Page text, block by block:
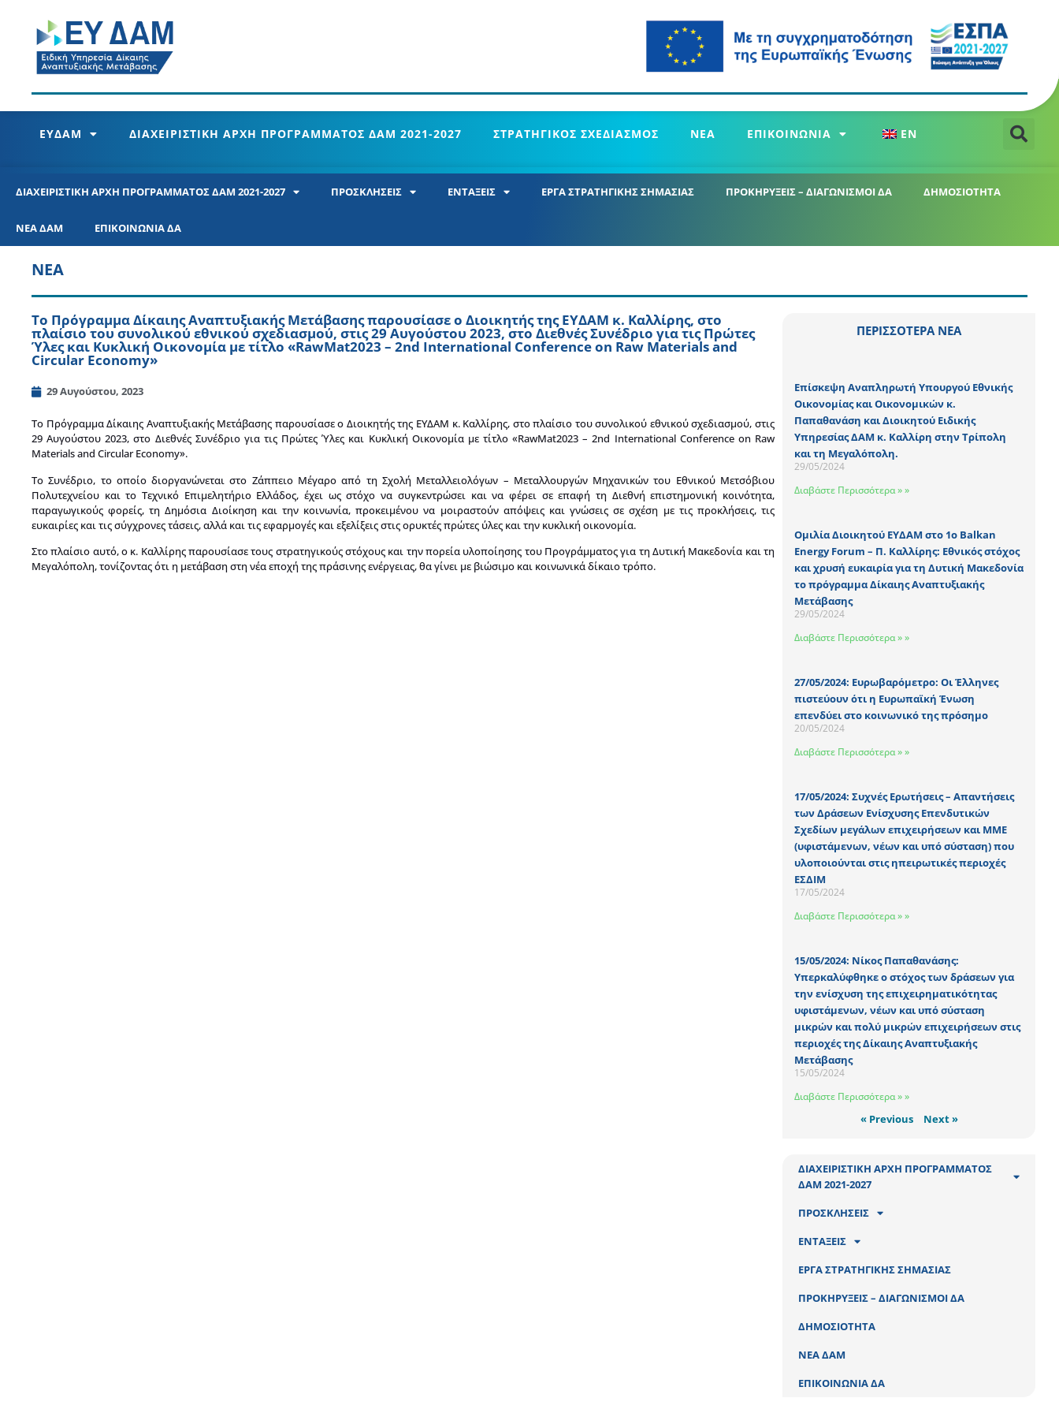
ΕΥΔΑΜ ΔΙΑΧΕΙΡΙΣΤΙΚΗ ΑΡΧΗ ΠΡΟΓΡΑΜΜΑΤΟΣ ΔΑΜ 2021-2027 ΣΤΡΑΤΗΓΙΚΟΣ ΣΧΕΔΙΑΣΜΟΣ ΝΕΑ ΕΠΙΚΟΙΝΩΝΙΑ EN
ΔΙΑΧΕΙΡΙΣΤΙΚΗ ΑΡΧΗ ΠΡΟΓΡΑΜΜΑΤΟΣ ΔΑΜ 2021-2027 ΠΡΟΣΚΛΗΣΕΙΣ ΕΝΤΑΞΕΙΣ ΕΡΓΑ ΣΤΡΑΤΗΓΙΚΗΣ ΣΗΜΑΣΙΑΣ ΠΡΟΚΗΡΥΞΕΙΣ – ΔΙΑΓΩΝΙΣΜΟΙ ΔΑ ΔΗΜΟΣΙΟΤΗΤΑ
ΝΕΑ ΔΑΜ ΕΠΙΚΟΙΝΩΝΙΑ ΔΑ
ΝΕΑ
Το Πρόγραμμα Δίκαιης Αναπτυξιακής Μετάβασης παρουσίασε ο Διοικητής της ΕΥΔΑΜ κ. Καλλίρης, στο
πλαίσιο του συνολικού εθνικού σχεδιασμού, στις 29 Αυγούστου 2023, στο Διεθνές Συνέδριο για τις Πρώτες
Ύλες και Κυκλική Οικονομία με τίτλο «RawMat2023 – 2nd International Conference on Raw Materials and
Circular Economy»
29 Αυγούστου, 2023
Το Πρόγραμμα Δίκαιης Αναπτυξιακής Μετάβασης παρουσίασε ο Διοικητής της ΕΥΔΑΜ κ. Καλλίρης, στο πλαίσιο του συνολικού εθνικού σχεδιασμού, στις
29 Αυγούστου 2023, στο Διεθνές Συνέδριο για τις Πρώτες Ύλες και Κυκλική Οικονομία με τίτλο «RawMat2023 – 2nd International Conference on Raw
Materials and Circular Economy».
Το Συνέδριο, το οποίο διοργανώνεται στο Ζάππειο Μέγαρο από τη Σχολή Μεταλλειολόγων – Μεταλλουργών Μηχανικών του Εθνικού Μετσόβιου
Πολυτεχνείου και το Τεχνικό Επιμελητήριο Ελλάδος, έχει ως στόχο να συγκεντρώσει και να φέρει σε επαφή τη Διεθνή επιστημονική κοινότητα,
παραγωγικούς φορείς, τη Δημόσια Διοίκηση και την κοινωνία, προκειμένου να μοιραστούν απόψεις και γνώσεις σε σχέση με τις προκλήσεις, τις
ευκαιρίες και τις σύγχρονες τάσεις, αλλά και τις εφαρμογές και εξελίξεις στις ορυκτές πρώτες ύλες και την κυκλική οικονομία.
Στο πλαίσιο αυτό, ο κ. Καλλίρης παρουσίασε τους στρατηγικούς στόχους και την πορεία υλοποίησης του Προγράμματος για τη Δυτική Μακεδονία και τη
Μεγαλόπολη, τονίζοντας ότι η μετάβαση στη νέα εποχή της πράσινης ενέργειας, θα γίνει με βιώσιμο και κοινωνικά δίκαιο τρόπο.
ΠΕΡΙΣΣΟΤΕΡΑ ΝΕΑ
Επίσκεψη Αναπληρωτή Υπουργού Εθνικής
Οικονομίας και Οικονομικών κ.
Παπαθανάση και Διοικητού Ειδικής
Υπηρεσίας ΔΑΜ κ. Καλλίρη στην Τρίπολη
και τη Μεγαλόπολη.
29/05/2024
Διαβάστε Περισσότερα » »
Ομιλία Διοικητού ΕΥΔΑΜ στο 1o Balkan
Energy Forum – Π. Καλλίρης: Εθνικός στόχος
και χρυσή ευκαιρία για τη Δυτική Μακεδονία
το πρόγραμμα Δίκαιης Αναπτυξιακής
Μετάβασης
29/05/2024
Διαβάστε Περισσότερα » »
27/05/2024: Ευρωβαρόμετρο: Οι Έλληνες
πιστεύουν ότι η Ευρωπαϊκή Ένωση
επενδύει στο κοινωνικό της πρόσημο
20/05/2024
Διαβάστε Περισσότερα » »
17/05/2024: Συχνές Ερωτήσεις – Απαντήσεις
των Δράσεων Ενίσχυσης Επενδυτικών
Σχεδίων μεγάλων επιχειρήσεων και ΜΜΕ
(υφιστάμενων, νέων και υπό σύσταση) που
υλοποιούνται στις ηπειρωτικές περιοχές
ΕΣΔΙΜ
17/05/2024
Διαβάστε Περισσότερα » »
15/05/2024: Νίκος Παπαθανάσης:
Υπερκαλύφθηκε ο στόχος των δράσεων για
την ενίσχυση της επιχειρηματικότητας
υφιστάμενων, νέων και υπό σύσταση
μικρών και πολύ μικρών επιχειρήσεων στις
περιοχές της Δίκαιης Αναπτυξιακής
Μετάβασης
15/05/2024
Διαβάστε Περισσότερα » »
« Previous Next »
ΔΙΑΧΕΙΡΙΣΤΙΚΗ ΑΡΧΗ ΠΡΟΓΡΑΜΜΑΤΟΣ
ΔΑΜ 2021-2027
ΠΡΟΣΚΛΗΣΕΙΣ
ΕΝΤΑΞΕΙΣ
ΕΡΓΑ ΣΤΡΑΤΗΓΙΚΗΣ ΣΗΜΑΣΙΑΣ
ΠΡΟΚΗΡΥΞΕΙΣ – ΔΙΑΓΩΝΙΣΜΟΙ ΔΑ
ΔΗΜΟΣΙΟΤΗΤΑ
ΝΕΑ ΔΑΜ
ΕΠΙΚΟΙΝΩΝΙΑ ΔΑ